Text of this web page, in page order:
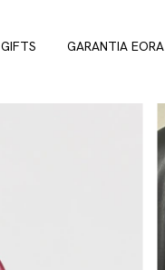
GIFTS GARANTIA EORA